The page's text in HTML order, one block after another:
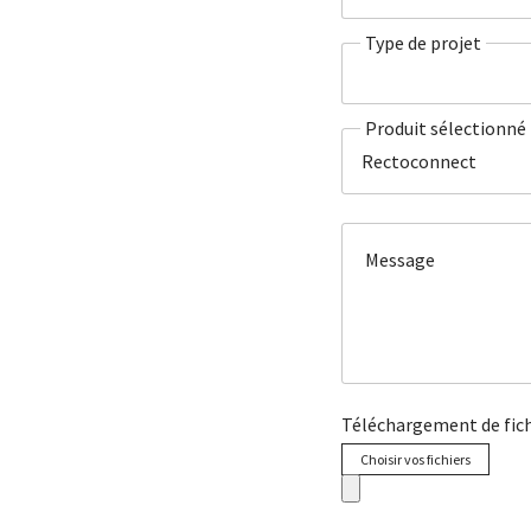
Type de projet
Produit sélectionné
Rectoconnect
Message
Téléchargement de
Choisir vos fichiers